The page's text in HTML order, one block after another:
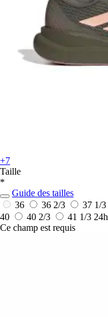
+7
Taille
*
Guide des tailles
36
36 2/3 37 1/3
40
40 2/3 41 1/3 24h
Ce champ est requis